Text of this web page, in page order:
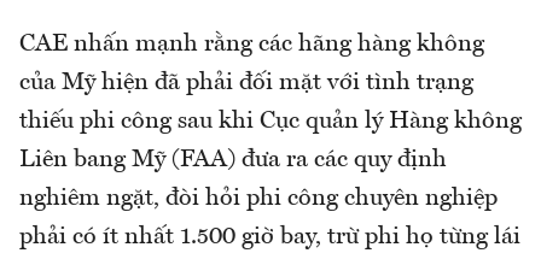
CAE nhấn mạnh rằng các hãng hàng không
của Mỹ hiện đã phải đối mặt với tình trạng
thiếu phi công sau khi Cục quản lý Hàng không
Liên bang Mỹ (FAA) đưa ra các quy định
nghiêm ngặt, đòi hỏi phi công chuyên nghiệp
phải có ít nhất 1.500 giờ bay, trừ phi họ từng lái